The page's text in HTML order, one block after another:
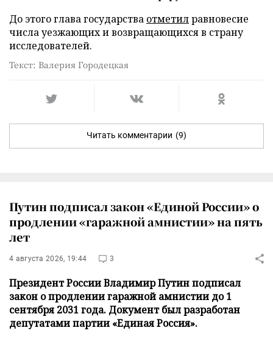
До этого глава государства отметилравновесие
числа уезжающих и возвращающихся в страну
исследователей.
Текст: Валерия Городецкая
Читать комментарии (9)
Путин подписал закон «Единой России» о
продлении «гаражной амнистии» на пять
лет
4 августа 2026, 19:44 3
Президент России Владимир Путин подписал
закон о продлении гаражной амнистии до 1
сентября 2031 года. Документ был разработан
депутатами партии «Единая Россия».